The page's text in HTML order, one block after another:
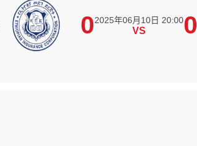
02025年06月10日 20:00
VS 0